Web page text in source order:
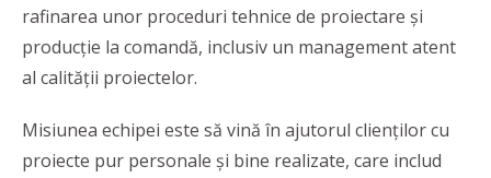
rafinarea unor proceduri tehnice de proiectare și
producție la comandă, inclusiv un management atent
al calității proiectelor.
Misiunea echipei este să vină în ajutorul clienților cu
proiecte pur personale și bine realizate, care includ